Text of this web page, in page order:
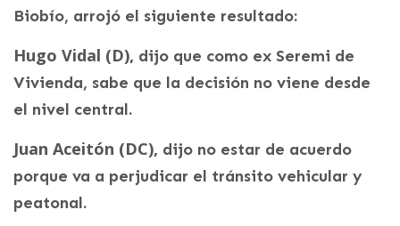
Biobío, arrojó el siguiente resultado:
Hugo Vidal (D), dijo que como ex Seremi de
Vivienda, sabe que la decisión no viene desde
el nivel central.
Juan Aceitón (DC), dijo no estar de acuerdo
porque va a perjudicar el tránsito vehicular y
peatonal.